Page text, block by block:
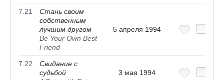
7.21
Стань своим
собственным
лучшим другом
Be Your Own Best
Friend
5 апреля 1994
7.22
Свидание с
судьбой
3 мая 1994